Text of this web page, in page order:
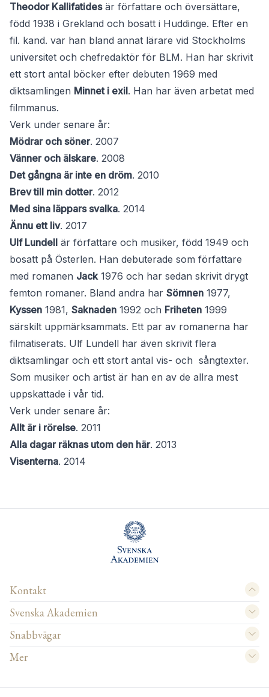
Theodor Kallifatidesär författare och översättare,
född 1938 i Grekland och bosatt i Huddinge. Efter en
fil. kand. var han bland annat lärare vid Stockholms
universitet och chefredaktör för BLM. Han har skrivit
ett stort antal böcker efter debuten 1969 med
diktsamlingen Minnet i exil. Han har även arbetat med
filmmanus.
Verk under senare år:
Mödrar och söner. 2007
Vänner och älskare. 2008
Det gångna är inte en dröm. 2010
Brev till min dotter. 2012
Med sina läppars svalka. 2014
Ännu ett liv. 2017
Ulf Lundell är författare och musiker, född 1949 och
bosatt på Österlen. Han debuterade som författare
med romanen Jack1976 och har sedan skrivit drygt
femton romaner. Bland andra har Sömnen 1977,
Kyssen 1981, Saknaden 1992 och Friheten 1999
särskilt uppmärksammats. Ett par av romanerna har
filmatiserats. Ulf Lundell har även skrivit flera
diktsamlingar och ett stort antal vis- och sångtexter.
Som musiker och artist är han en av de allra mest
uppskattade i vår tid.
Verk under senare år:
Allt är i rörelse. 2011
Alla dagar räknas utom den här. 2013
Visenterna. 2014
Kontakt
Svenska Akademien
Snabbvägar
Mer